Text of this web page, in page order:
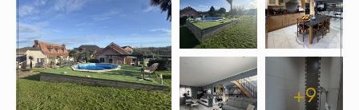
+9